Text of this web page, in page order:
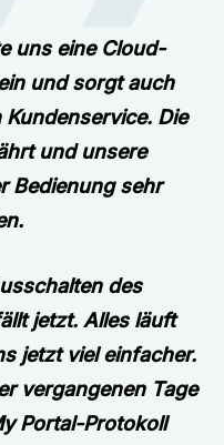
uns eine Cloud-
und sorgt auch
Die
und unsere
Bedienung sehr
des
jetzt. Alles läuft
jetzt viel einfacher.
vergangenen Tage
Portal-Protokoll